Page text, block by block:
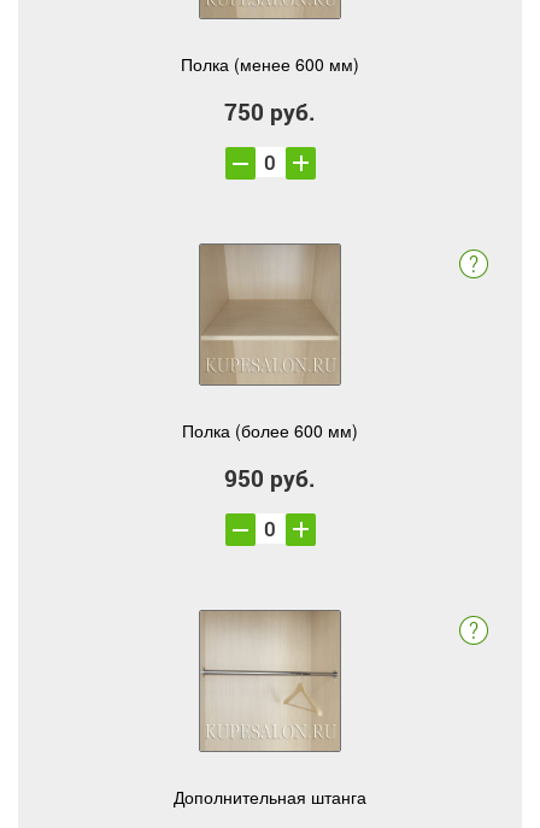
Полка (менее 600 мм)
750 руб.
Полка (более 600 мм)
950 руб.
Дополнительная штанга